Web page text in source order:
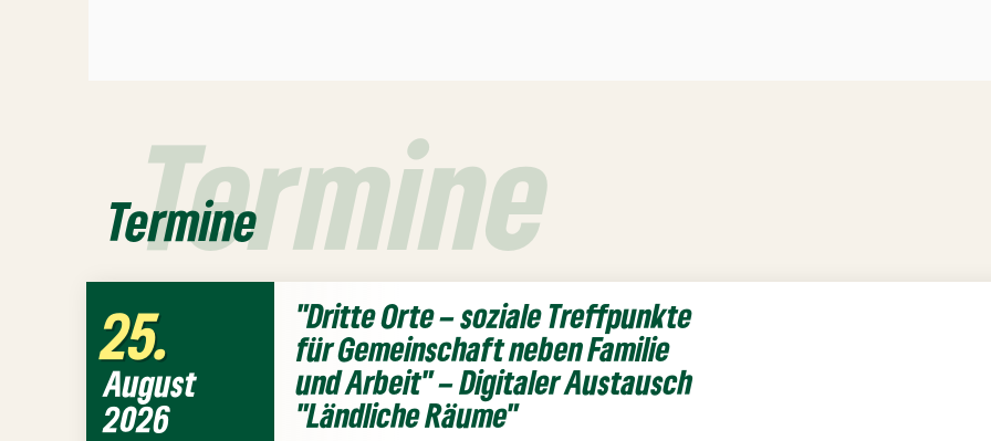
Termine
Termine
25
August
2026
"Dritte Orte – soziale Treffpunkte
für Gemeinschaft neben Familie
und Arbeit" – Digitaler Austausch
"Ländliche Räume"